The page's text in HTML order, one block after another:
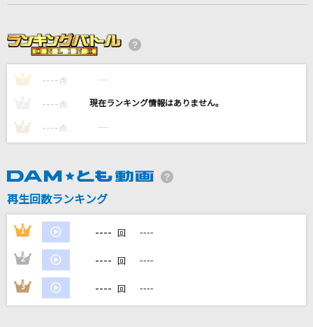
残酷な天使のテーゼ
高橋洋子
Novelbright
Orangestar
好きすぎて滅！
M!LK
1 ---- 点 ----
---- 点 ----
3 ---- 点 ----
再生回数ランキング
1 ---- 回 ----
2 ---- 回 ----
3 ---- 回 ----